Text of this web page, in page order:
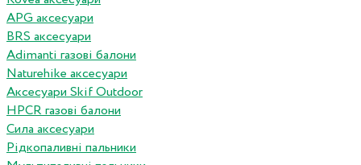
APG аксесуари
BRS аксесуари
Adimanti газові балони
Naturehike аксесуари
Аксесуари Skif Outdoor
HPCR газові балони
Сила аксесуари
Рідкопаливні пальники